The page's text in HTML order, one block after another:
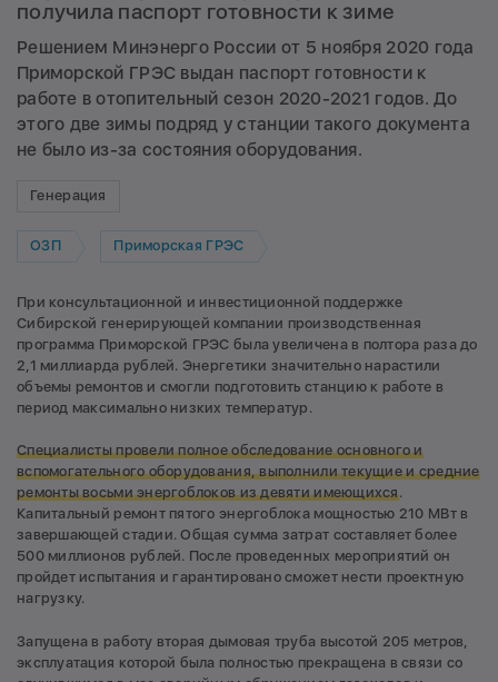
получила паспорт готовности к зиме
Решением Минэнерго России от 5 ноября 2020 года
Приморской ГРЭС выдан паспорт готовности к
работе в отопительный сезон 2020-2021 годов. До
этого две зимы подряд у станции такого документа
не было из-за состояния оборудования.
Генерация
ОЗП Приморская ГРЭС
При консультационной и инвестиционной поддержке
Сибирской генерирующей компании производственная
программа Приморской ГРЭС была увеличена в полтора раза до
2,1 миллиарда рублей. Энергетики значительно нарастили
объемы ремонтов и смогли подготовить станцию к работе в
период максимально низких температур.
Специалисты провели полное обследование основного и
вспомогательного оборудования, выполнили текущие и средние
ремонты восьми энергоблоков из девяти имеющихся.
Капитальный ремонт пятого энергоблока мощностью 210 МВт в
завершающей стадии. Общая сумма затрат составляет более
500 миллионов рублей. После проведенных мероприятий он
пройдет испытания и гарантировано сможет нести проектную
нагрузку.
Запущена в работу вторая дымовая труба высотой 205 метров,
эксплуатация которой была полностью прекращена в связи со